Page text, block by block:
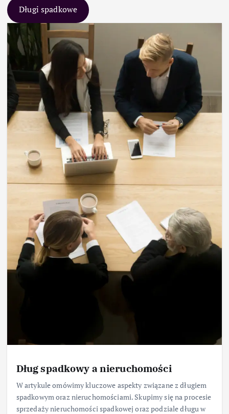
Długi spadkowe
Dług spadkowy a nieruchomości
W artykule omówimy kluczowe aspekty związane z długiem
spadkowym oraz nieruchomościami. Skupimy się na procesie
sprzedaży nieruchomości spadkowej oraz podziale długu w